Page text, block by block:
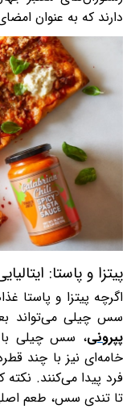
دارند که به عنوان
پیتزا و پاستا:
اگرچه پیتزا و پاستا
سس چیلی می‌تواند
پپرونی، سس چیلی با
خامه‌ای نیز با چند
فرد پیدا می‌کنند.
تا تندی سس، طعم اصلی